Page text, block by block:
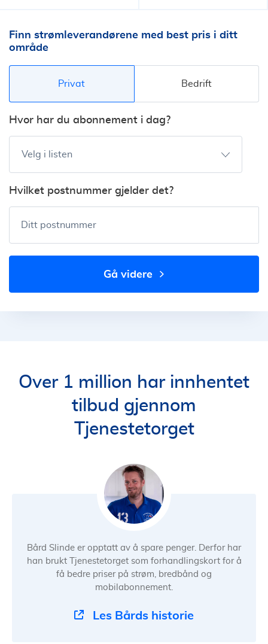
Finn strømleverandørene med best pris i ditt
område
Privat Bedrift
Hvor har du abonnement i dag?
Velg i listen
Hvilket postnummer gjelder det?
Ditt postnummer
gå videre
Over 1 million har innhentet
tilbud gjennom
Tjenestetorget
Bård Slinde er opptatt av å spare penger. Derfor har
han brukt Tjenestetorget som forhandlingskort for å
få bedre priser på strøm, bredbånd og
mobilabonnement.
Les Bårds historie